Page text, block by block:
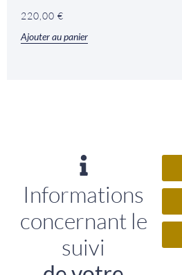
220,00 €
Ajouter au panier
Informations
concernant le
suivi